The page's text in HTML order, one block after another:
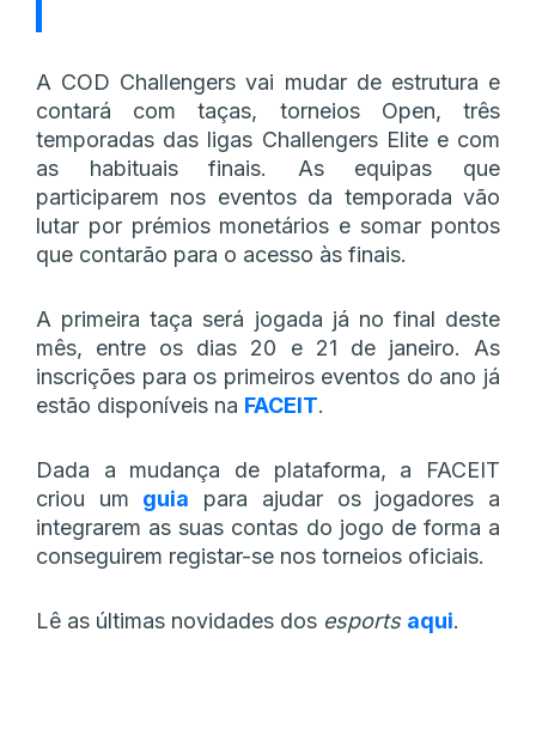
A COD Challengers vai mudar de estrutura e
contará com taças, torneios Open, três
temporadas das ligas Challengers Elite e com
as habituais finais. As equipas que
participarem nos eventos da temporada vão
lutar por prémios monetários e somar pontos
que contarão para o acesso às finais.
A primeira taça será jogada já no final deste
mês, entre os dias 20 e 21 de janeiro. As
inscrições para os primeiros eventos do ano já
estão disponíveis na FACEIT.
Dada a mudança de plataforma, a FACEIT
criou um guia para ajudar os jogadores a
integrarem as suas contas do jogo de forma a
conseguirem registar-se nos torneios oficiais.
Lê as últimas novidades dos esports aqui.